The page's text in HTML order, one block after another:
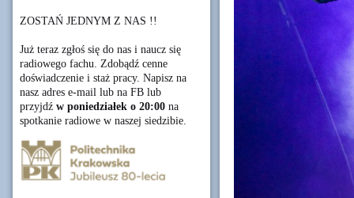
ZOSTAŃ JEDNYM Z NAS !!
Już teraz zgłoś się do nas i naucz się
radiowego fachu. Zdobądź cenne
doświadczenie i staż pracy. Napisz na
nasz adres e-mail lub na FB lub
przyjdź w poniedziałek o 20:00 na
spotkanie radiowe w naszej siedzibie.